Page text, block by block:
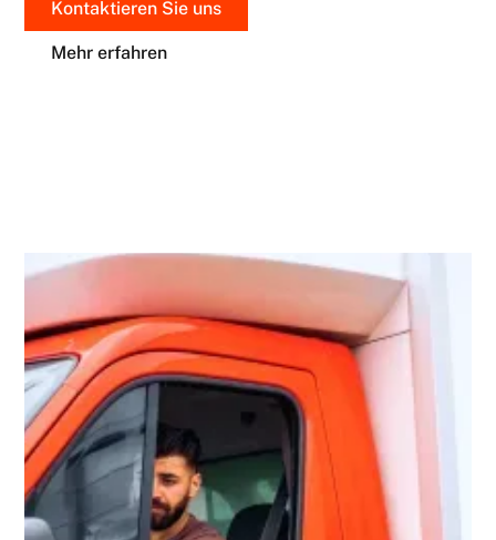
Kontaktieren Sie uns
Mehr erfahren